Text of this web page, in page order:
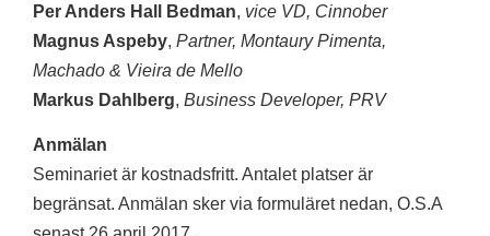
Per Anders Hall Bedman, vice VD, Cinnober
Magnus Aspeby, Partner, Montaury Pimenta,
Machado & Vieira de Mello
Markus Dahlberg, Business Developer, PRV
Anmälan
Seminariet är kostnadsfritt. Antalet platser är
begränsat. Anmälan sker via formuläret nedan, O.S.A